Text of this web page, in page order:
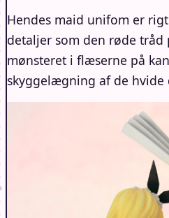
Hendes maid unifom er
detaljer som den røde
mønsteret i flæserne på
skyggelægning af de hvide